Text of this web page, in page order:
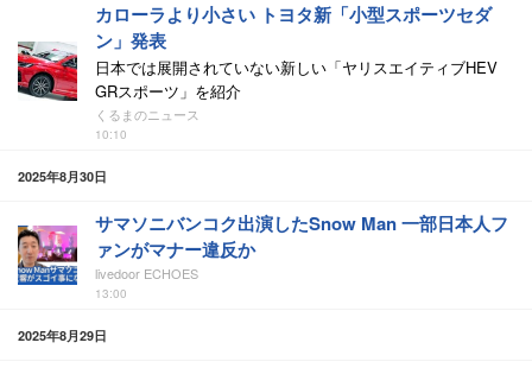
カローラより小さい トヨタ新「小型スポーツセダ
ン」発表
日本では展開されていない新しい「ヤリスエイティブHEV
GRスポーツ」を紹介
くるまのニュース
10:10
2025年8月30日
サマソニバンコク出演したSnow Man 一部日本人フ
ァンがマナー違反か
livedoor ECHOES
13:00
2025年8月29日